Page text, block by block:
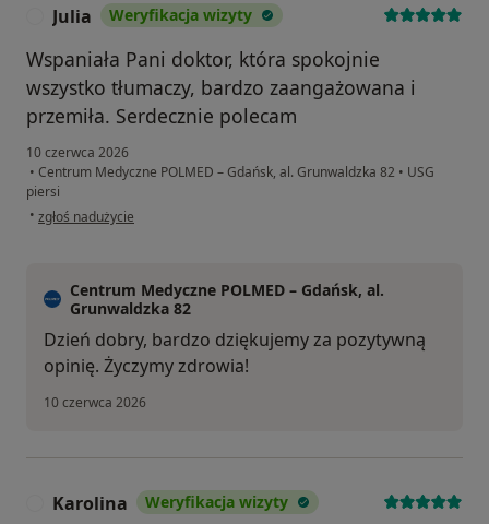
Julia Weryfikacja wizyty
Wspaniała Pani doktor, która spokojnie
wszystko tłumaczy, bardzo zaangażowana i
przemiła. Serdecznie polecam
10 czerwca 2026
• Centrum Medyczne POLMED – Gdańsk, al. Grunwaldzka 82 • USG
piersi
• w opinii użytkownika Julia
zgłoś nadużycie
Centrum Medyczne POLMED – Gdańsk, al.
Grunwaldzka 82
Dzień dobry, bardzo dziękujemy za pozytywną
opinię. Życzymy zdrowia!
10 czerwca 2026
Karolina Weryfikacja wizyty